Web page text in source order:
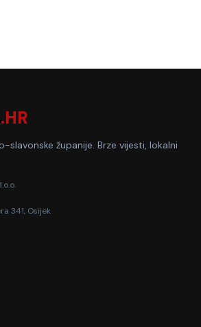
.HR
slavonske županije. Brze vijesti, lokalni
341, Osijek